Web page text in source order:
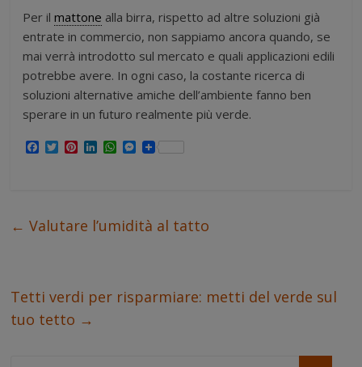
Per ilmattone alla birra, rispetto ad altre soluzioni già
entrate in commercio, non sappiamo ancora quando, se
mai verrà introdotto sul mercato e quali applicazioni edili
potrebbe avere. In ogni caso, la costante ricerca di
soluzioni alternative amiche dell’ambiente fanno ben
sperare in un futuro realmente più verde.
F
o
T
r
P
e
L
I
W
p
M
g
← Valutare l’umidità al tatto
Tetti verdi per risparmiare: metti del verde sul
tuo tetto →